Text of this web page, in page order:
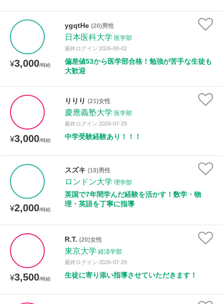
¥3,000/時給
ygqtHe (20)男性
日本医科大学 医学部
最終ログイン:2026-08-02
偏差値53から医学部合格！勉強が苦手な生徒も
大歓迎
¥3,000/時給
りりり (21)女性
慶應義塾大学 医学部
最終ログイン:2026-07-29
中学受験経験あり！！！
¥2,000/時給
スズキ (18)男性
ロンドン大学 理学部
英国で7年間学んだ経験を活かす！数学・物
理・英語を丁寧に指導
¥3,500/時給
R.T. (20)女性
東京大学 経済学部
最終ログイン:2026-07-29
生徒に寄り添い指導させていただきます！